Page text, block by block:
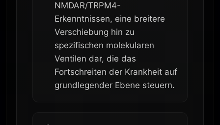
NMDAR/TRPM4-
Erkenntnissen, eine breitere
Verschiebung hin zu
spezifischen molekularen
Ventilen dar, die das
Fortschreiten der Krankheit auf
grundlegender Ebene steuern.